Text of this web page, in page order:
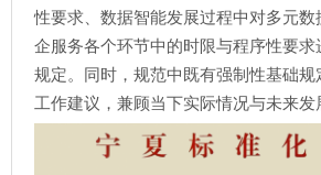
性要求、数据智能发展过程中对多元数
企服务各个环节中的时限与程序性要求
规定。同时，规范中既有强制性基础规
工作建议，兼顾当下实际情况与未来发